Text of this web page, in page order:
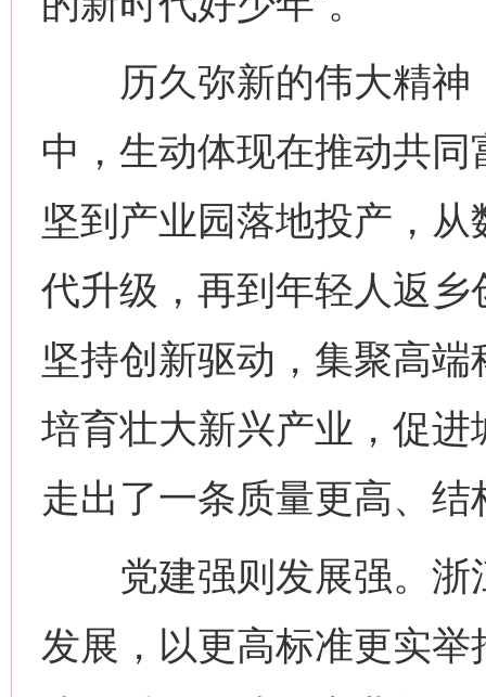
历久弥新的伟大精神
中，生动体现在推动共
坚到产业园落地投产，
代升级，再到年轻人返
坚持创新驱动，集聚高
培育壮大新兴产业，促
走出了一条质量更高、
党建强则发展强。浙
发展，以更高标准更实